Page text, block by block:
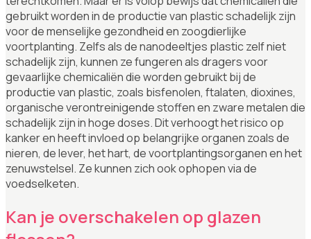
gebruikt worden in de productie van plastic schadelijk zijn
voor de menselijke gezondheid en zoogdierlijke
voortplanting. Zelfs als de nanodeeltjes plastic zelf niet
schadelijk zijn, kunnen ze fungeren als dragers voor
gevaarlijke chemicaliën die worden gebruikt bij de
productie van plastic, zoals bisfenolen, ftalaten, dioxines,
organische verontreinigende stoffen en zware metalen die
schadelijk zijn in hoge doses. Dit verhoogt het risico op
kanker en heeft invloed op belangrijke organen zoals de
nieren, de lever, het hart, de voortplantingsorganen en het
zenuwstelsel. Ze kunnen zich ook ophopen via de
voedselketen.
Kan je overschakelen op glazen